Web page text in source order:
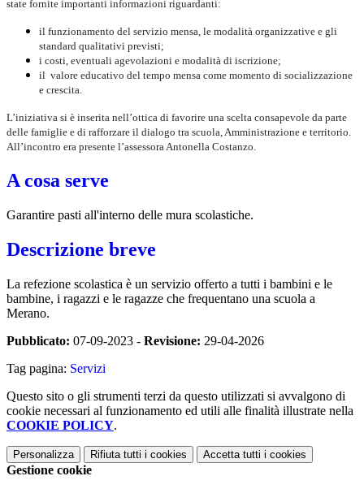
state fornite importanti informazioni riguardanti:
il funzionamento del servizio mensa, le modalità organizzative e gli
standard qualitativi previsti;
i costi, eventuali agevolazioni e modalità di iscrizione;
il valore educativo del tempo mensa come momento di socializzazione
e crescita.
L’iniziativa si è inserita nell’ottica di favorire una scelta consapevole da parte
delle famiglie e di rafforzare il dialogo tra scuola, Amministrazione e territorio.
All’incontro era presente l’assessora Antonella Costanzo.
A cosa serve
Garantire pasti all'interno delle mura scolastiche.
Descrizione breve
La refezione scolastica è un servizio offerto a tutti i bambini e le
bambine, i ragazzi e le ragazze che frequentano una scuola a
Merano.
Pubblicato: 07-09-2023 - Revisione: 29-04-2026
Tag pagina: Servizi
Questo sito o gli strumenti terzi da questo utilizzati si avvalgono di
cookie necessari al funzionamento ed utili alle finalità illustrate nella
COOKIE POLICY.
Personalizza Rifiuta tutti i cookies Accetta tutti i cookies
Gestione cookie